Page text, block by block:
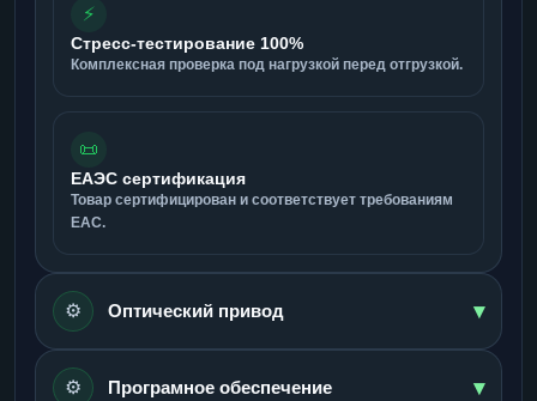
⚡
Стресс-тестирование 100%
Комплексная проверка под нагрузкой перед отгрузкой.
📜
ЕАЭС сертификация
Товар сертифицирован и соответствует требованиям
ЕАС.
⚙️ Оптический привод ▾
⚙️ Програмное обеспечение ▾